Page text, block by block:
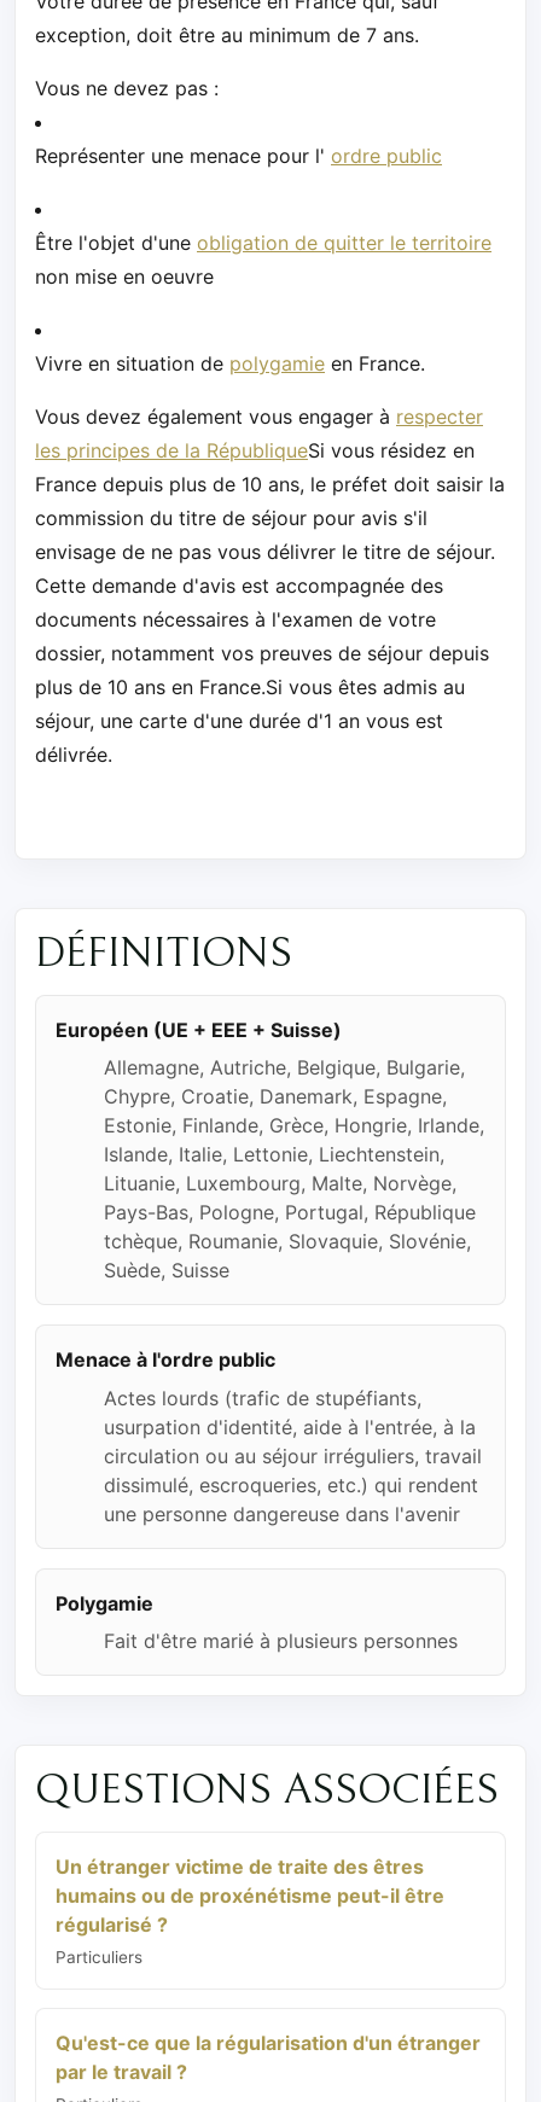
exception, doit être au minimum de 7 ans.
Vous ne devez pas :
Représenter une menace pour l' ordre public
Être l'objet d'une obligation de quitter le territoire
non mise en oeuvre
Vivre en situation de polygamie en France.
Vous devez également vous engager à respecter
les principes de la RépubliqueSi vous résidez en
France depuis plus de 10 ans, le préfet doit saisir la
commission du titre de séjour pour avis s'il
envisage de ne pas vous délivrer le titre de séjour.
Cette demande d'avis est accompagnée des
documents nécessaires à l'examen de votre
dossier, notamment vos preuves de séjour depuis
plus de 10 ans en France.Si vous êtes admis au
séjour, une carte d'une durée d'1 an vous est
délivrée.
DÉFINITIONS
Européen (UE + EEE + Suisse)
Allemagne, Autriche, Belgique, Bulgarie,
Chypre, Croatie, Danemark, Espagne,
Estonie, Finlande, Grèce, Hongrie, Irlande,
Islande, Italie, Lettonie, Liechtenstein,
Lituanie, Luxembourg, Malte, Norvège,
Pays-Bas, Pologne, Portugal, République
tchèque, Roumanie, Slovaquie, Slovénie,
Suède, Suisse
Menace à l'ordre public
Actes lourds (trafic de stupéfiants,
usurpation d'identité, aide à l'entrée, à la
circulation ou au séjour irréguliers, travail
dissimulé, escroqueries, etc.) qui rendent
une personne dangereuse dans l'avenir
Polygamie
Fait d'être marié à plusieurs personnes
QUESTIONS ASSOCIÉES
Un étranger victime de traite des êtres
humains ou de proxénétisme peut-il être
régularisé ?
Particuliers
Qu'est-ce que la régularisation d'un étranger
par le travail ?